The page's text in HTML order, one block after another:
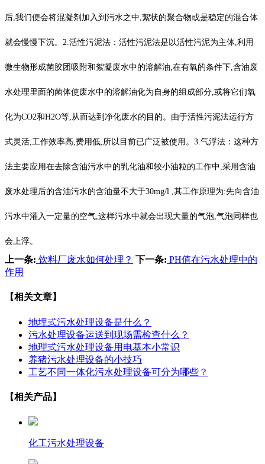
后,我们便会将混凝剂加入到污水之中,絮状的聚合物或是稳定的混合体
就会慢慢下沉。2.活性污泥法：活性污泥法是以活性污泥为主体,利用
微生物形成菌胶团吸附和絮凝废水中的溶解油,在有氧的条件下,含油废
水处理里面的菌体使废水中的溶解油化为自身的组成部分,或将它们氧
化为CO2和H2O等,从而达到净化废水的目的。由于活性污泥法运行方
式灵活,工作效率高,费用低,所以目前已广泛被使用。3.气浮法：这种方
法主要应用在去除含油污水中的乳化油和较小油粒的工作中,采用含油
废水处理后的含油污水的含油量不大于30mg/l ,其工作原理为:先向含油
污水中灌入一定量的空气,这样污水中就会出现大量的气泡,气泡同样也
会上浮。
上一条: 饮料厂废水如何处理？ 下一条: PH值在污水处理中的
作用
【相关文章】
地埋式污水处理设备是什么？
污水处理设备运送到现场需检查什么？
地理式污水处理设备用电基本小常识
养猪污水处理设备的小技巧
工艺不同一体化污水处理设备可分为哪些？
【相关产品】
化工污水处理设备